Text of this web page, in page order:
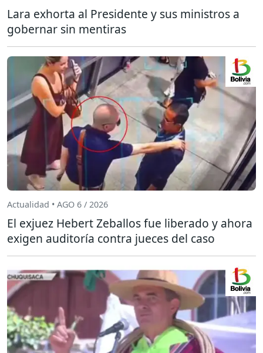
Lara exhorta al Presidente y sus ministros a
gobernar sin mentiras
Actualidad • AGO 6 / 2026
El exjuez Hebert Zeballos fue liberado y ahora
exigen auditoría contra jueces del caso